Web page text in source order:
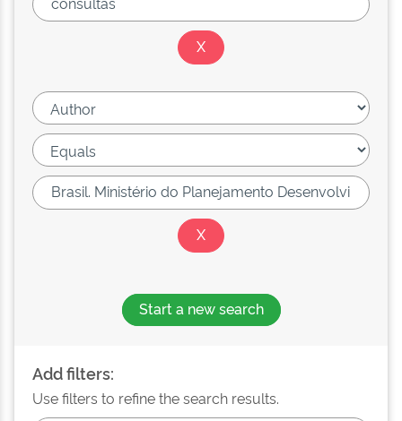
Start a new search
Add filters:
Use filters to refine the search results.